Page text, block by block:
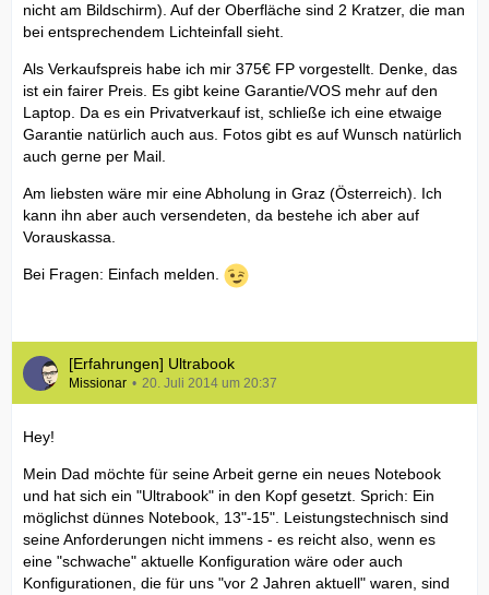
nicht am Bildschirm). Auf der Oberfläche sind 2 Kratzer, die man
bei entsprechendem Lichteinfall sieht.
Als Verkaufspreis habe ich mir 375€ FP vorgestellt. Denke, das
ist ein fairer Preis. Es gibt keine Garantie/VOS mehr auf den
Laptop. Da es ein Privatverkauf ist, schließe ich eine etwaige
Garantie natürlich auch aus. Fotos gibt es auf Wunsch natürlich
auch gerne per Mail.
Am liebsten wäre mir eine Abholung in Graz (Österreich). Ich
kann ihn aber auch versendeten, da bestehe ich aber auf
Vorauskassa.
Bei Fragen: Einfach melden.
[Erfahrungen] Ultrabook
Missionar 20. Juli 2014 um 20:37
Hey!
Mein Dad möchte für seine Arbeit gerne ein neues Notebook
und hat sich ein "Ultrabook" in den Kopf gesetzt. Sprich: Ein
möglichst dünnes Notebook, 13"-15". Leistungstechnisch sind
seine Anforderungen nicht immens - es reicht also, wenn es
eine "schwache" aktuelle Konfiguration wäre oder auch
Konfigurationen, die für uns "vor 2 Jahren aktuell" waren, sind